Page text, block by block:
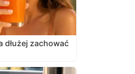
dłużej zachować